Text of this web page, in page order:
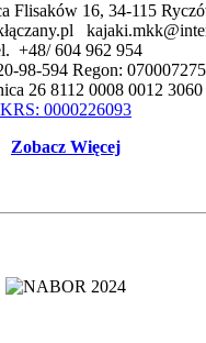
Flisaków 16, 34-115
+48/ 604 962 954
98-594 Regon: 070007275
26 8112 0008 0012
KRS: 0000226093
Zobacz Więcej